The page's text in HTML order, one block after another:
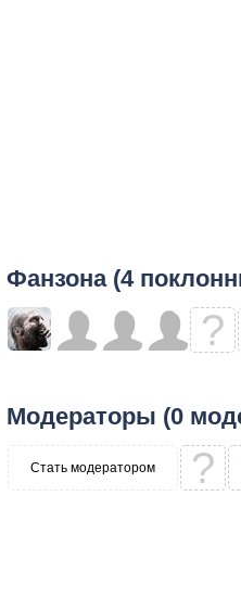
Фанзона (4
?
Модераторы (0
Стать модератором ?